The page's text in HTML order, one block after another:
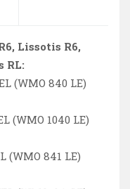
Lissotis R6,
RL:
(WMO 840 LE)
(WMO 1040 LE)
(WMO 841 LE)